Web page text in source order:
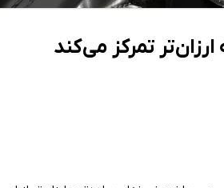
تمرکز می‌کند